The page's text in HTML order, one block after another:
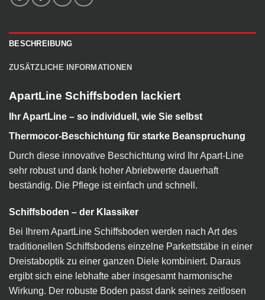
BESCHREIBUNG
ZUSÄTZLICHE INFORMATIONEN
ApartLine Schiffsboden lackiert
Ihr ApartLine – so individuell, wie Sie selbst
Thermocor-Beschichtung für starke Beanspruchung
Durch diese innovative Beschichtung wird Ihr Apart-Line
sehr robust und dank hoher Abriebwerte dauerhaft
beständig. Die Pflege ist einfach und schnell.
Schiffsboden – der Klassiker
Bei Ihrem ApartLine Schiffsboden werden nach Art des
traditionellen Schiffsbodens einzelne Parkettstäbe in einer
Dreistaboptik zu einer ganzen Diele kombiniert. Daraus
ergibt sich eine lebhafte aber insgesamt harmonische
Wirkung. Der robuste Boden passt dank seines zeitlosen